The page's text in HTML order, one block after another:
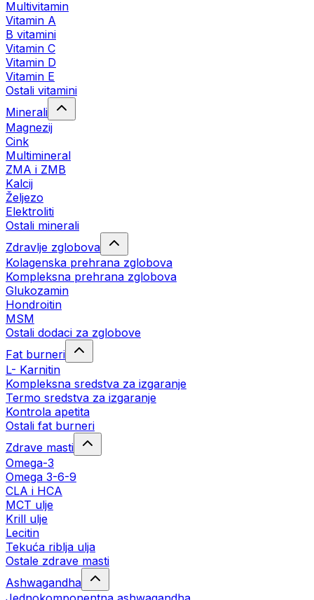
Multivitamin
Vitamin A
B vitamini
Vitamin C
Vitamin D
Vitamin E
Ostali vitamini
Minerali
Magnezij
Cink
Multimineral
ZMA i ZMB
Kalcij
Željezo
Elektroliti
Ostali minerali
Zdravlje zglobova
Kolagenska prehrana zglobova
Kompleksna prehrana zglobova
Glukozamin
Hondroitin
MSM
Ostali dodaci za zglobove
Fat burneri
L- Karnitin
Kompleksna sredstva za izgaranje
Termo sredstva za izgaranje
Kontrola apetita
Ostali fat burneri
Zdrave masti
Omega-3
Omega 3-6-9
CLA i HCA
MCT ulje
Krill ulje
Lecitin
Tekuća riblja ulja
Ostale zdrave masti
Ashwagandha